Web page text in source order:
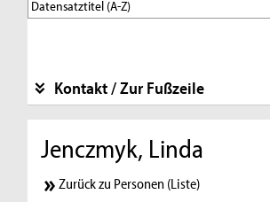
Kontakt / Zur Fußzeile
Jenczmyk, Linda
Zurück zu Personen (Liste)